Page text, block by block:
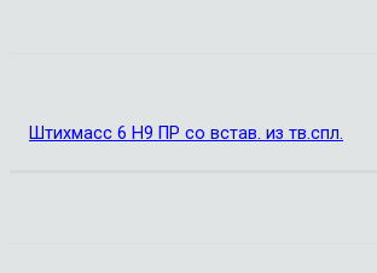
Штихмасс 6 Н9 ПР со встав. из тв.спл.